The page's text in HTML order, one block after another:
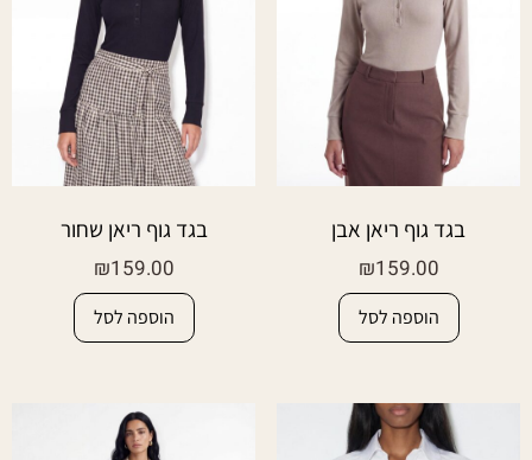
בגד גוף ריאן אבן
₪159.00
הוספה לסל
בגד גוף ריאן שחור
₪159.00
הוספה לסל